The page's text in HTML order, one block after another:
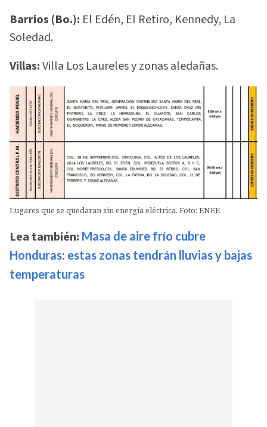
Barrios (Bo.): El Edén, El Retiro, Kennedy, La
Soledad.
Villas:Villa Los Laureles y zonas aledañas.
Lugares que se quedaran sin energía eléctrica. Foto: ENEE
Lea también: Masa de aire frío cubre
Honduras: estas zonas tendrán lluvias y bajas
temperaturas